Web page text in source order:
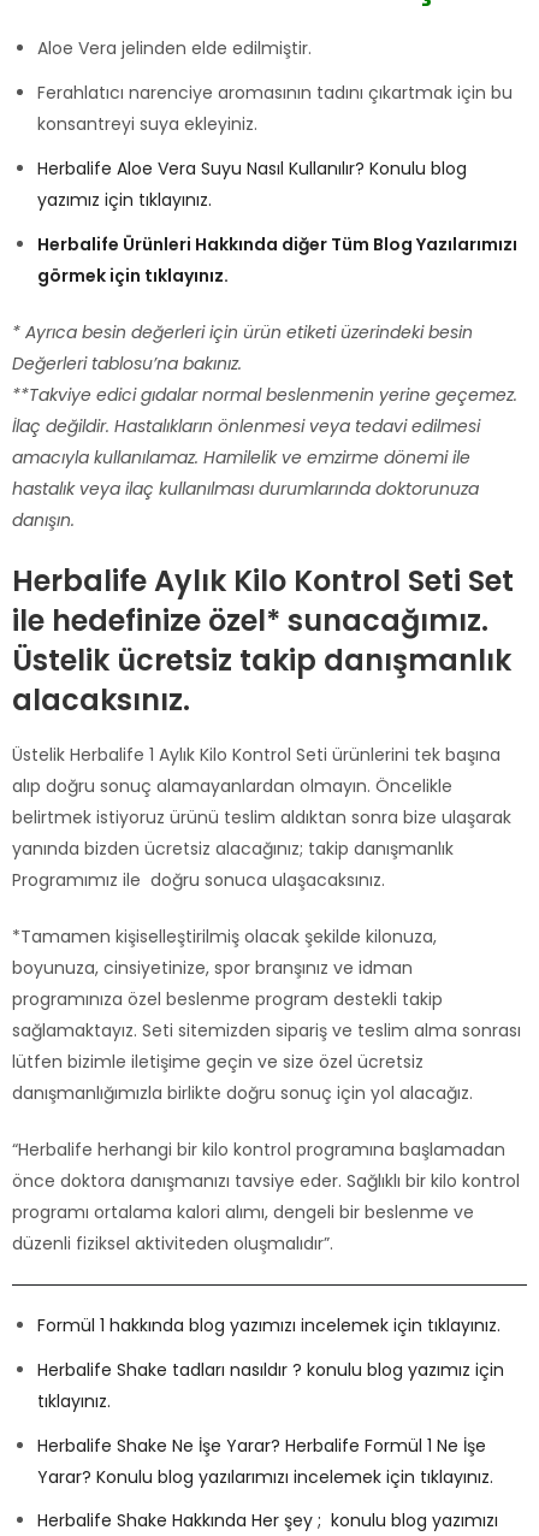
Aloe Vera jelinden elde edilmiştir.
Ferahlatıcı narenciye aromasının tadını çıkartmak için bu
konsantreyi suya ekleyiniz.
Herbalife Aloe Vera Suyu Nasıl Kullanılır? Konulu blog
yazımız için tıklayınız.
Herbalife Ürünleri Hakkında diğer Tüm Blog Yazılarımızı
görmek için tıklayınız.
* Ayrıca besin değerleri için ürün etiketi üzerindeki besin
Değerleri tablosu’na bakınız.
**Takviye edici gıdalar normal beslenmenin yerine geçemez.
İlaç değildir. Hastalıkların önlenmesi veya tedavi edilmesi
amacıyla kullanılamaz. Hamilelik ve emzirme dönemi ile
hastalık veya ilaç kullanılması durumlarında doktorunuza
danışın.
Herbalife Aylık Kilo Kontrol Seti Set
ile hedefinize özel* sunacağımız.
Üstelik ücretsiz takip danışmanlık
alacaksınız.
Üstelik Herbalife 1 Aylık Kilo Kontrol Seti ürünlerini tek başına
alıp doğru sonuç alamayanlardan olmayın. Öncelikle
belirtmek istiyoruz ürünü teslim aldıktan sonra bize ulaşarak
yanında bizden ücretsiz alacağınız; takip danışmanlık
Programımız ile doğru sonuca ulaşacaksınız.
*Tamamen kişiselleştirilmiş olacak şekilde kilonuza,
boyunuza, cinsiyetinize, spor branşınız ve idman
programınıza özel beslenme program destekli takip
sağlamaktayız. Seti sitemizden sipariş ve teslim alma sonrası
lütfen bizimle iletişime geçin ve size özel ücretsiz
danışmanlığımızla birlikte doğru sonuç için yol alacağız.
“Herbalife herhangi bir kilo kontrol programına başlamadan
önce doktora danışmanızı tavsiye eder. Sağlıklı bir kilo kontrol
programı ortalama kalori alımı, dengeli bir beslenme ve
düzenli fiziksel aktiviteden oluşmalıdır”.
Formül 1 hakkında blog yazımızı incelemek için tıklayınız.
Herbalife Shake tadları nasıldır ? konulu blog yazımız için
tıklayınız.
Herbalife Shake Ne İşe Yarar? Herbalife Formül 1 Ne İşe
Yarar? Konulu blog yazılarımızı incelemek için tıklayınız.
Herbalife Shake Hakkında Her şey ; konulu blog yazımızı